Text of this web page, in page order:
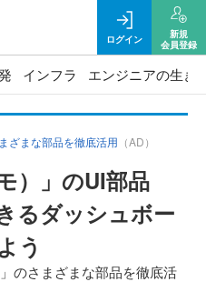
ログイン
新規
会員登録
インフラ エンジニアの生き
ざまな部品を徹底活用 （AD）
）」のUI部品
るダッシュボー
う
のさまざまな部品を徹底活